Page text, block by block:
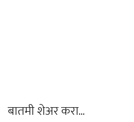
बातमी शेअर करा...